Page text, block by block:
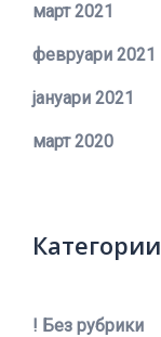
март 2021
февруари 2021
јануари 2021
март 2020
Категории
! Без рубрики